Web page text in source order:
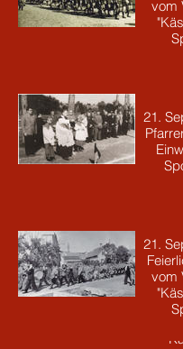
vom
21.
21.
vom
Die